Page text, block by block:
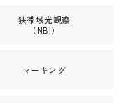
狭帯域光観察
（NBI）
マーキング